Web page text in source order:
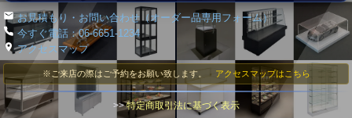
お見積もり・お問い合わせ（オーダー品専用フォーム）
今すぐ電話：06-6651-1234
アクセスマップ
※ご来店の際はご予約をお願い致します。 アクセスマップはこちら
>>特定商取引法に基づく表示